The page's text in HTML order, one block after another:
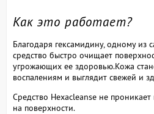
Как это работает?
Благодаря гексамидину, одному из
средство быстро очищает
угрожающих ее здоровью.Кожа
воспалениям и выглядит свежей и
Средство Hexacleanse не проникает
на поверхности.